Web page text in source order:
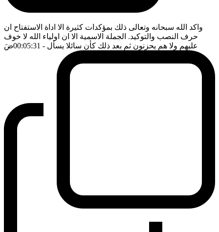
واكد الله سبحانه وتعالى ذلك بمؤكدات كثيرة الا اداة الاستفتاح ان
حرف النصب والتوكيد. الجملة الاسمية الا ان اولياء الله لا خوف
عليهم ولا هم يحزنون ثم بعد ذلك كأن سائلا يسأل - 00:05:31 ضَ